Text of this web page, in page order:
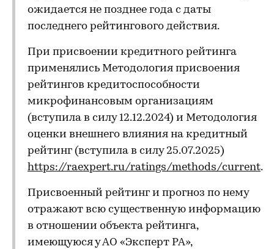
ожидается не позднее года с даты
последнего рейтингового действия.
При присвоении кредитного рейтинга
применялись Методология присвоения
рейтингов кредитоспособности
микрофинансовым организациям
(вступила в силу 12.12.2024) и Методология
оценки внешнего влияния на кредитный
рейтинг (вступила в силу 25.07.2025)
https://raexpert.ru/ratings/methods/current.
Присвоенный рейтинг и прогноз по нему
отражают всю существенную информацию
в отношении объекта рейтинга,
имеющуюся у АО «Эксперт РА»,